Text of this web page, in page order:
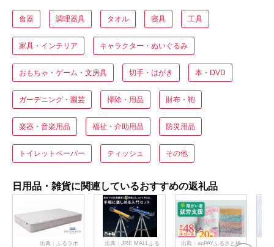
食器 調理器具 タオル 寝具 工具
家具・インテリア キャラクター・ぬいぐるみ
おもちゃ・ゲーム・文房具 切手・はがき 本・DVD
ガーデニング・園芸 掃除・用品 財布・鞄
楽器・音楽用品 福祉・介助用品 防災用品
トイレットペーパー ティッシュ その他
日用品・雑貨に関連しているおすすめの返礼品
出典：ふるラボ
出典：JRE MALLふる
出典：auPAYふるさと納